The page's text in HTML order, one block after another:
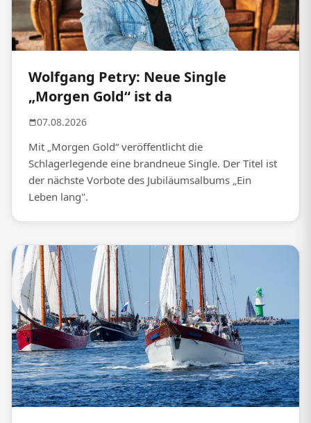
Wolfgang Petry: Neue Single
„Morgen Gold“ ist da
07.08.2026
Mit „Morgen Gold“ veröffentlicht die
Schlagerlegende eine brandneue Single. Der Titel ist
der nächste Vorbote des Jubiläumsalbums „Ein
Leben lang".